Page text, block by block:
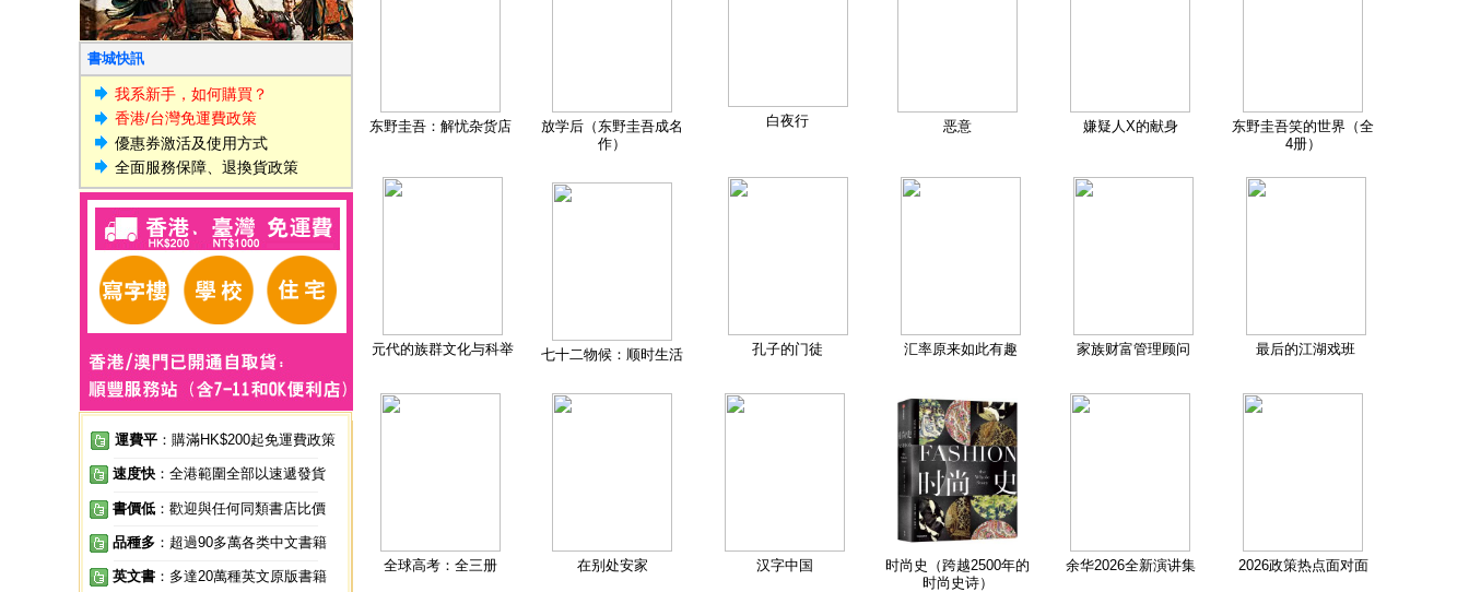
書城快訊
我系新手，如何購買？
香港/台灣免運費政策
優惠券激活及使用方式
全面服務保障、退換貨政策
運費平 ：購滿HK$200起免運費政策
速度快 ：全港範圍全部以速遞發貨
書價低 ：歡迎與任何同類書店比價
品種多 ：超過90多萬各类中文書籍
英文書 ：多達20萬種英文原版書籍
东野圭吾：解忧杂货店
放学后（东野圭吾成名
作）
白夜行 恶意 嫌疑人X的献身
东野圭吾笑的世界（全
4册）
元代的族群文化与科举 七十二物候：顺时生活 孔子的门徒 汇率原来如此有趣 家族财富管理顾问 最后的江湖戏班
全球高考：全三册 在别处安家 汉字中国
时尚史（跨越2500年的
时尚史诗）
余华2026全新演讲集 2026政策热点面对面